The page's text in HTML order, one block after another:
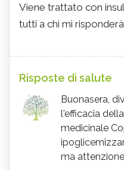
Viene trattato con
tutti a chi mi
Risposte di salute
Buonasera,
l'efficacia
medicinale
ma